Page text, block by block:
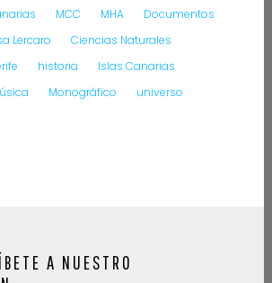
MCC MHA
Documentos
Lercaro
Ciencias Naturales
historia
Islas Canarias
Monográfico
universo
A NUESTRO